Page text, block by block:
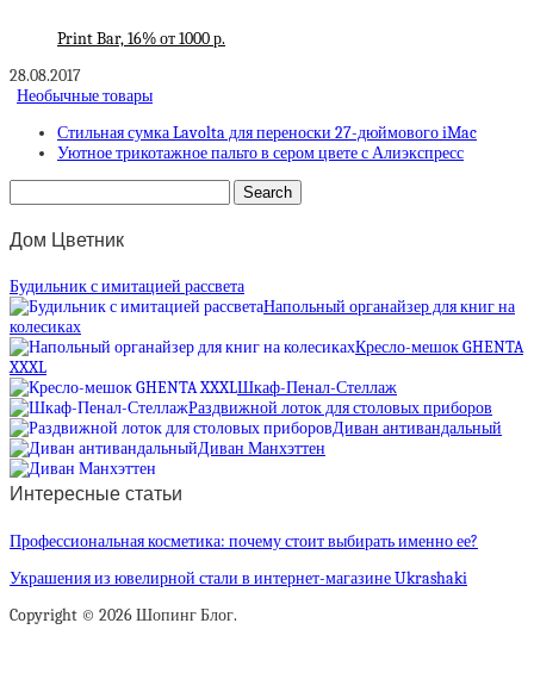
Print Bar, 16% от 1000 р.
28.08.2017
Необычные товары
Стильная сумка Lavolta для переноски 27-дюймового iMac
Уютное трикотажное пальто в сером цвете с Алиэкспресс
Дом Цветник
Будильник с имитацией рассвета
Напольный органайзер для книг на
колесиках
Кресло-мешок GHENTA
XXXL
Шкаф-Пенал-Стеллаж
Раздвижной лоток для столовых приборов
Диван антивандальный
Диван Манхэттен
Интересные статьи
Профессиональная косметика: почему стоит выбирать именно ее?
Украшения из ювелирной стали в интернет-магазине Ukrashaki
Copyright © 2026 Шопинг Блог.